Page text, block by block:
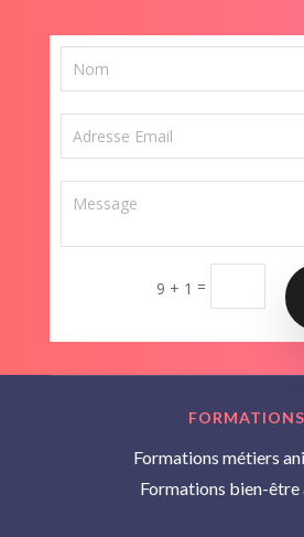
9 + 1 =
FORMATIONS
Formations métiers
Formations bien-être